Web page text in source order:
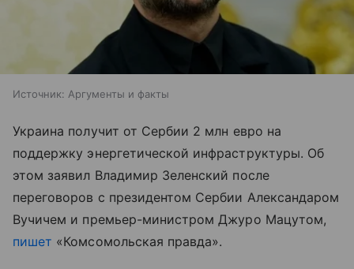
Источник: Аргументы и факты
Украина получит от Сербии 2 млн евро на
поддержку энергетической инфраструктуры. Об
этом заявил Владимир Зеленский после
переговоров с президентом Сербии Александаром
Вучичем и премьер-министром Джуро Мацутом,
пишет «Комсомольская правда».